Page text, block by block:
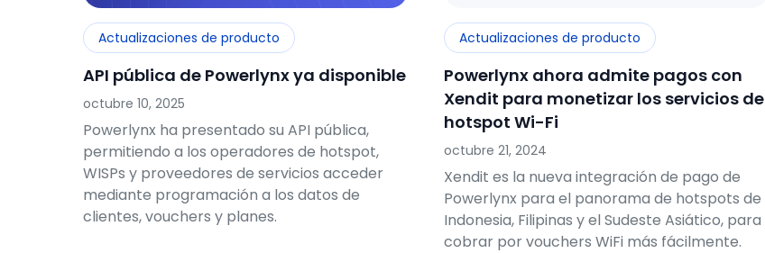
Actualizaciones de producto
API pública de Powerlynx ya disponible
octubre 10, 2025
Powerlynx ha presentado su API pública,
permitiendo a los operadores de hotspot,
WISPs y proveedores de servicios acceder
mediante programación a los datos de
clientes, vouchers y planes.
Actualizaciones de producto
Powerlynx ahora admite pagos con
Xendit para monetizar los servicios de
hotspot Wi-Fi
octubre 21, 2024
Xendit es la nueva integración de pago de
Powerlynx para el panorama de hotspots de
Indonesia, Filipinas y el Sudeste Asiático, para
cobrar por vouchers WiFi más fácilmente.